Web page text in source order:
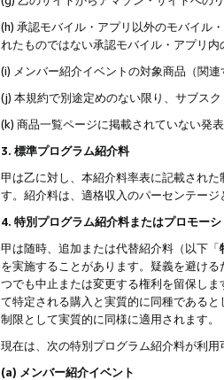
(h) 承認モバイル・アプリ以外のモバイル
れたものではない承認モバイル・アプリ内
(i) メンバー紹介イベントの対象商品（関
(j) 本規約で別途定めのない限り、サブス
(k) 商品一覧ページに掲載されていない発
3. 標準プログラム紹介料
甲は乙に対し、本紹介料率表に記載された
す。紹介料は、適格収入のパーセンテージ
4. 特別プログラム紹介料またはプロモーシ
甲は随時、追加または代替紹介料（以下「
を実施することがあります。疑義を避け
つでも中止または変更する権利を留保し
て特定される購入と実質的に同種である
制限として実質的に同様に適用されます。
現在は、次の特別プログラム紹介料が利用
(a) メンバー紹介イベント